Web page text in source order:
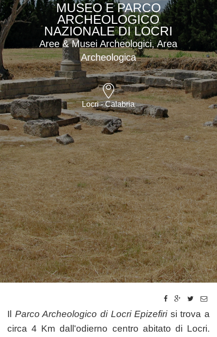
MUSEO E PARCO
ARCHEOLOGICO
NAZIONALE DI LOCRI
Aree & Musei Archeologici, Area
Archeologica
Locri - Calabria
Il Parco Archeologico di Locri Epizefirisi trova a
circa 4 Km dall'odierno centro abitato di Locri.